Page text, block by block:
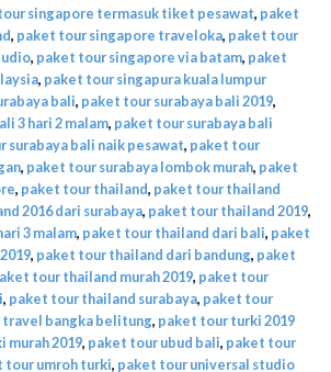
singapore termasuk tiket pesawat, paket
, paket tour singapore traveloka, paket tour
, paket tour singapore via batam, paket
, paket tour singapura kuala lumpur
bali, paket tour surabaya bali 2019,
3 hari 2 malam, paket tour surabaya bali
surabaya bali naik pesawat, paket tour
, paket tour surabaya lombok murah, paket
, paket tour thailand, paket tour thailand
2016 dari surabaya, paket tour thailand 2019,
3 malam, paket tour thailand dari bali, paket
, paket tour thailand dari bandung, paket
tour thailand murah 2019, paket tour
, paket tour thailand surabaya, paket tour
bangka belitung, paket tour turki 2019
2019, paket tour ubud bali, paket tour
tour umroh turki, paket tour universal studio